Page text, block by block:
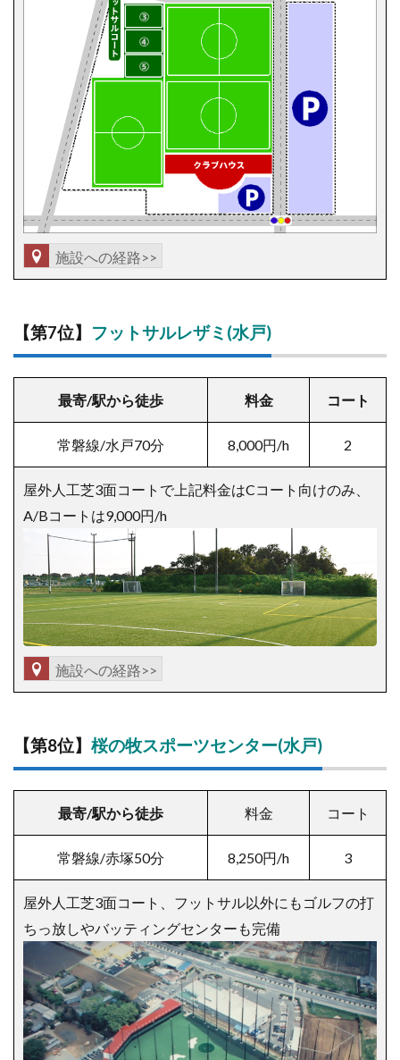
施設への経路>>
【第7位】 フットサルレザミ(水戸)
最寄/駅から徒歩 料金 コート
常磐線/水戸70分 8,000円/h 2
屋外人工芝3面コートで上記料金はCコート向けのみ、
A/Bコートは9,000円/h
施設への経路>>
【第8位】 桜の牧スポーツセンター(水戸)
最寄/駅から徒歩 料金 コート
常磐線/赤塚50分 8,250円/h 3
屋外人工芝3面コート、フットサル以外にもゴルフの打
ちっ放しやバッティングセンターも完備